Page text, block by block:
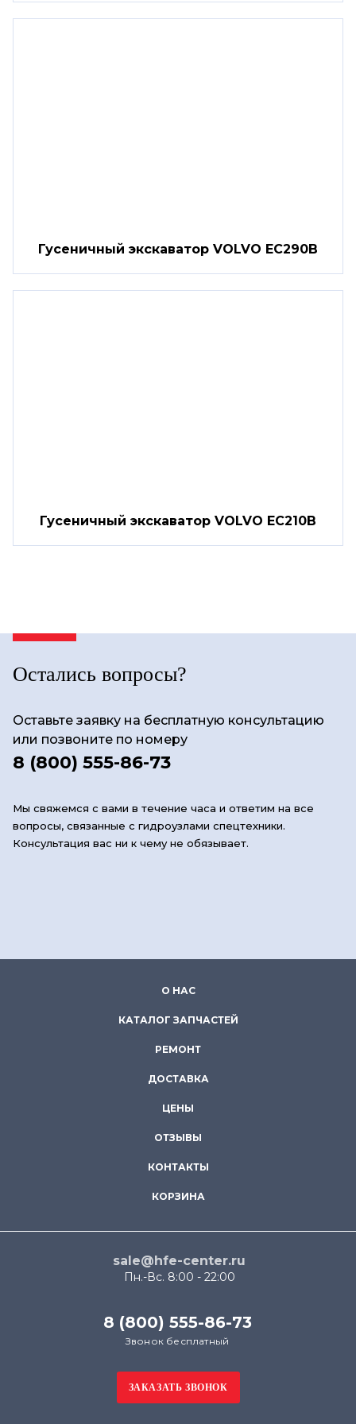
Гусеничный экскаватор VOLVO EC290B
Гусеничный экскаватор VOLVO EC210B
Остались вопросы?
Оставьте заявку на бесплатную консультацию
или позвоните по номеру
8 (800) 555-86-73
Мы свяжемся с вами в течение часа и ответим на все
вопросы, связанные с гидроузлами спецтехники.
Консультация вас ни к чему не обязывает.
О НАС
КАТАЛОГ ЗАПЧАСТЕЙ
РЕМОНТ
ДОСТАВКА
ЦЕНЫ
ОТЗЫВЫ
КОНТАКТЫ
КОРЗИНА
sale@hfe-center.ru
Пн.-Вс. 8:00 - 22:00
8 (800) 555-86-73
Звонок бесплатный